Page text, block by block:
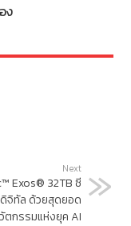
ง
Next
Exos® 32TB ซี
จิทัล ด้วยสุดยอด
ตกรรมแห่งยุค AI